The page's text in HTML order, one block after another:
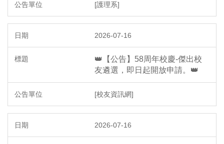
[護理系]
2026-07-16
👑【公告】58周年校慶-傑出校
友遴選，即日起開放申請。👑
[校友資訊網]
2026-07-16